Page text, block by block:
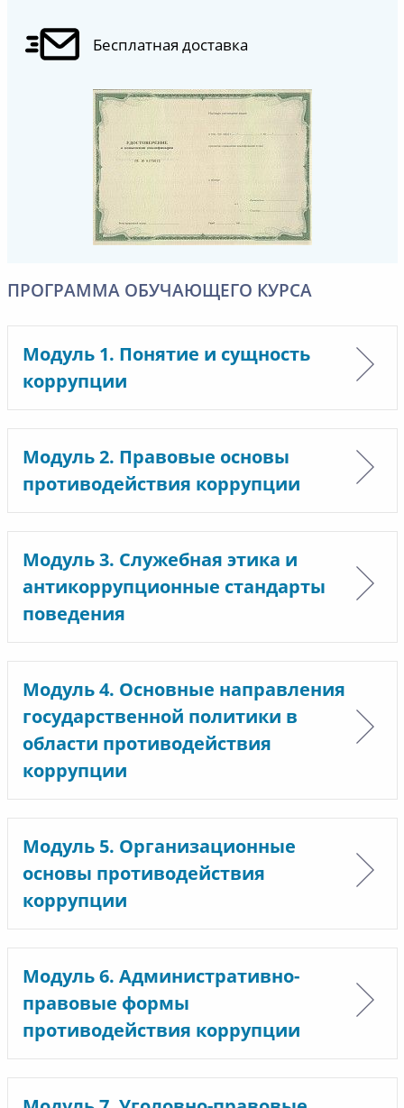
Бесплатная доставка
ПРОГРАММА ОБУЧАЮЩЕГО КУРСА
Модуль 1. Понятие и сущность
коррупции
Модуль 2. Правовые основы
противодействия коррупции
Модуль 3. Служебная этика и
антикоррупционные стандарты
поведения
Модуль 4. Основные направления
государственной политики в
области противодействия
коррупции
Модуль 5. Организационные
основы противодействия
коррупции
Модуль 6. Административно-
правовые формы
противодействия коррупции